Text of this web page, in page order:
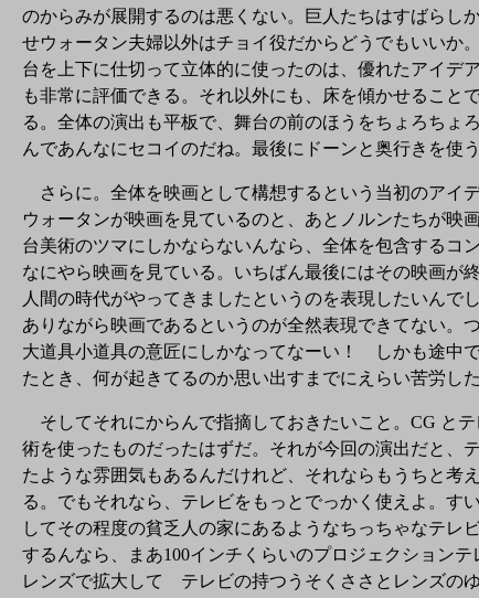
のからみが展開するのは悪くない。巨人たちはすばらし
せウォータン夫婦以外はチョイ役だからどうでもいいか
台を上下に仕切って立体的に使ったのは、優れたアイデ
も非常に評価できる。それ以外にも、床を傾かせること
る。全体の演出も平板で、舞台の前のほうをちょろちょ
んであんなにセコイのだね。最後にドーンと奥行きを使
さらに。全体を映画として構想するという当初のアイ
ウォータンが映画を見ているのと、あとノルンたちが映
台美術のツマにしかならないんなら、全体を包含するコ
なにやら映画を見ている。いちばん最後にはその映画が
人間の時代がやってきましたというのを表現したいん
ありながら映画であるというのが全然表現できてない
大道具小道具の意匠にしかなってなーい！ しかも途中
たとき、何が起きてるのか思い出すまでにえらい苦労した
そしてそれにからんで指摘しておきたいこと。CG と
術を使ったものだったはずだ。それが今回の演出だと、
たような雰囲気もあるんだけれど、それならもうちと考
る。でもそれなら、テレビをもっとでっかく使えよ。す
してその程度の貧乏人の家にあるようなちっちゃなテ
するんなら、まあ100インチくらいのプロジェクション
レンズで拡大して テレビの持つうそくささとレンズの